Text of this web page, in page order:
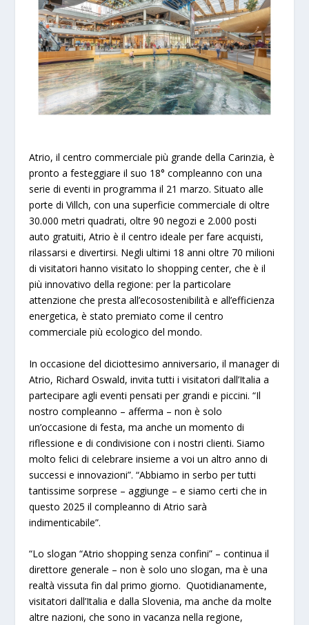
Atrio, il centro commerciale più grande della Carinzia, è
pronto a festeggiare il suo 18° compleanno con una
serie di eventi in programma il 21 marzo. Situato alle
porte di Villch, con una superficie commerciale di oltre
30.000 metri quadrati, oltre 90 negozi e 2.000 posti
auto gratuiti, Atrio è il centro ideale per fare acquisti,
rilassarsi e divertirsi. Negli ultimi 18 anni oltre 70 milioni
di visitatori hanno visitato lo shopping center, che è il
più innovativo della regione: per la particolare
attenzione che presta all’ecosostenibilità e all’efficienza
energetica, è stato premiato come il centro
commerciale più ecologico del mondo.
In occasione del diciottesimo anniversario, il manager di
Atrio, Richard Oswald, invita tutti i visitatori dall’Italia a
partecipare agli eventi pensati per grandi e piccini. “Il
nostro compleanno – afferma – non è solo
un’occasione di festa, ma anche un momento di
riflessione e di condivisione con i nostri clienti. Siamo
molto felici di celebrare insieme a voi un altro anno di
successi e innovazioni”. “Abbiamo in serbo per tutti
tantissime sorprese – aggiunge – e siamo certi che in
questo 2025 il compleanno di Atrio sarà
indimenticabile”.
“Lo slogan “Atrio shopping senza confini” – continua il
direttore generale – non è solo uno slogan, ma è una
realtà vissuta fin dal primo giorno. Quotidianamente,
visitatori dall’Italia e dalla Slovenia, ma anche da molte
altre nazioni, che sono in vacanza nella regione,